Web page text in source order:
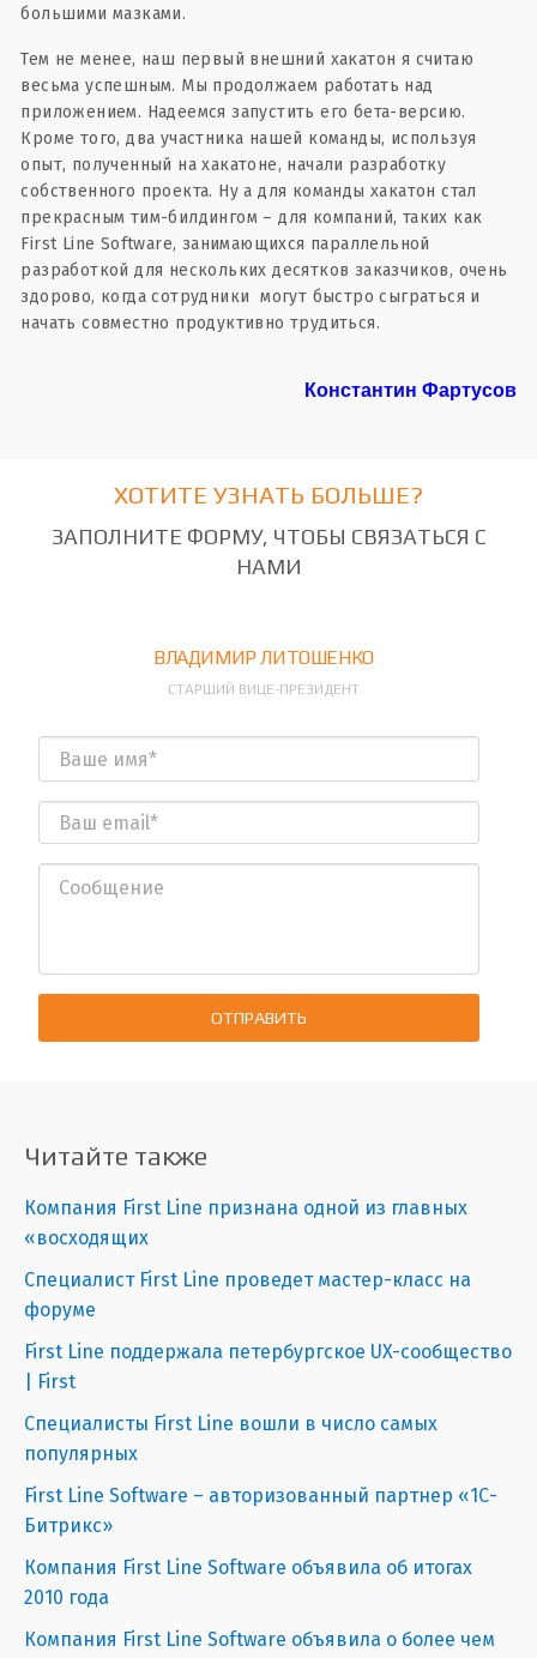
большими мазками.
Тем не менее, наш первый внешний хакатон я считаю
весьма успешным. Мы продолжаем работать над
приложением. Надеемся запустить его бета-версию.
Кроме того, два участника нашей команды, используя
опыт, полученный на хакатоне, начали разработку
собственного проекта. Ну а для команды хакатон стал
прекрасным тим-билдингом – для компаний, таких как
First Line Software, занимающихся параллельной
разработкой для нескольких десятков заказчиков, очень
здорово, когда сотрудники могут быстро сыграться и
начать совместно продуктивно трудиться.
Константин Фартусов
ХОТИТЕ УЗНАТЬ БОЛЬШЕ?
ЗАПОЛНИТЕ ФОРМУ, ЧТОБЫ СВЯЗАТЬСЯ С
НАМИ
ВЛАДИМИР ЛИТОШЕНКО
СТАРШИЙ ВИЦЕ-ПРЕЗИДЕНТ
ОТПРАВИТЬ
Читайте также
Компания First Line признана одной из главных
«восходящих
Специалист First Line проведет мастер-класс на
форуме
First Line поддержала петербургское UX-сообщество
| First
Специалисты First Line вошли в число самых
популярных
First Line Software – авторизованный партнер «1С-
Битрикс»
Компания First Line Software объявила об итогах
2010 года
Компания First Line Software объявила о более чем